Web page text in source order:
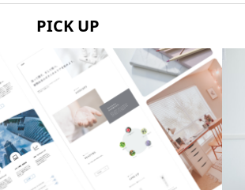
PICK UP